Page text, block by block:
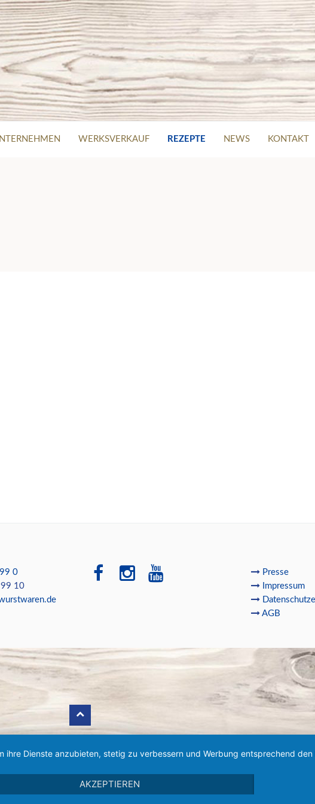
WERKSVERKAUF REZEPTE NEWS KONTAKT
0
10
Presse
Impressum
AGB
ihre Dienste anzubieten, stetig zu verbessern und Werbung entsprechend
AKZEPTIEREN